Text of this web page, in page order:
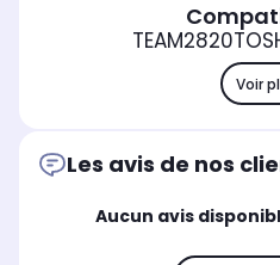
Voir
Les avis de nos
Aucun avis